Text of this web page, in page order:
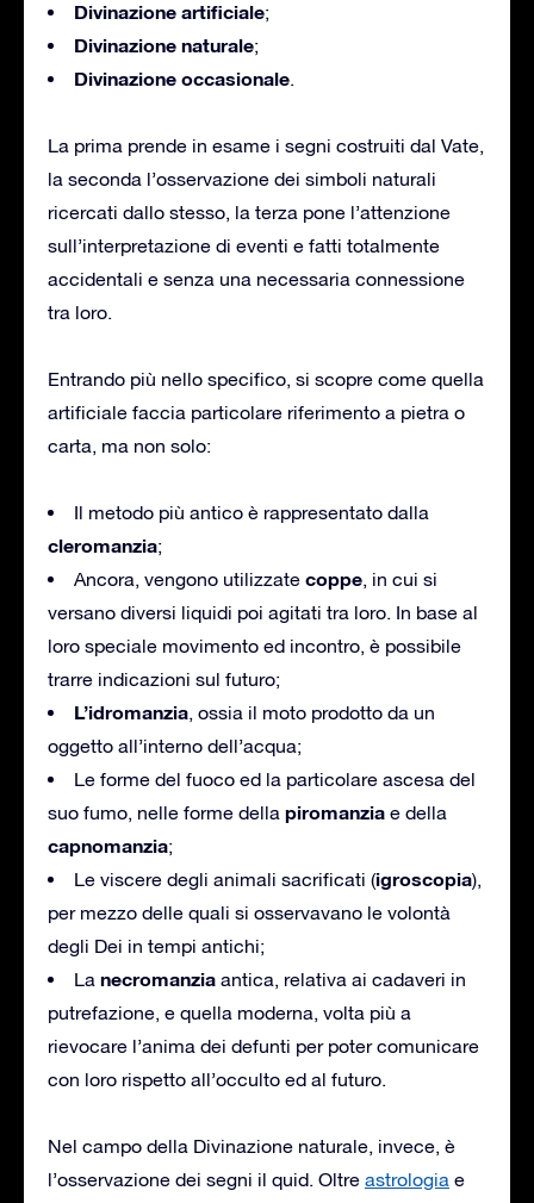
Divinazione artificiale;
Divinazione naturale;
Divinazione occasionale.
La prima prende in esame i segni costruiti dal Vate,
la seconda l’osservazione dei simboli naturali
ricercati dallo stesso, la terza pone l’attenzione
sull’interpretazione di eventi e fatti totalmente
accidentali e senza una necessaria connessione
tra loro.
Entrando più nello specifico, si scopre come quella
artificiale faccia particolare riferimento a pietra o
carta, ma non solo:
Il metodo più antico è rappresentato dalla
cleromanzia;
Ancora, vengono utilizzate coppe, in cui si
versano diversi liquidi poi agitati tra loro. In base al
loro speciale movimento ed incontro, è possibile
trarre indicazioni sul futuro;
L’idromanzia, ossia il moto prodotto da un
oggetto all’interno dell’acqua;
Le forme del fuoco ed la particolare ascesa del
suo fumo, nelle forme della piromanzia e della
capnomanzia;
Le viscere degli animali sacrificati (igroscopia),
per mezzo delle quali si osservavano le volontà
degli Dei in tempi antichi;
La necromanzia antica, relativa ai cadaveri in
putrefazione, e quella moderna, volta più a
rievocare l’anima dei defunti per poter comunicare
con loro rispetto all’occulto ed al futuro.
Nel campo della Divinazione naturale, invece, è
l’osservazione dei segni il quid. Oltre astrologia e